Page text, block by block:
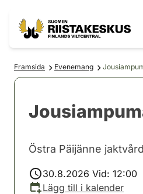
Framsida Evenemang
Östra Päijänne
30.8.2026 Vid: 12:00
Lägg till i kalender